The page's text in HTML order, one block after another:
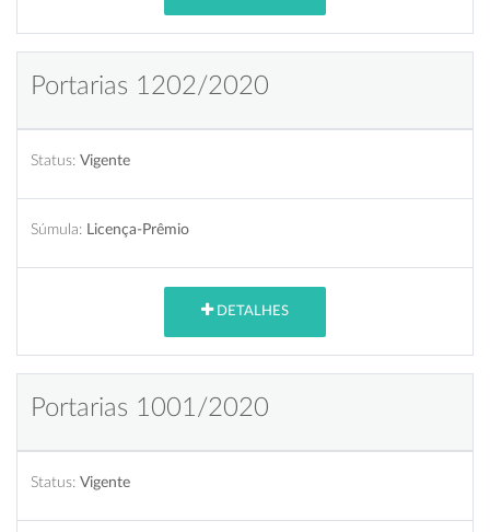
Portarias 1202/2020
Status: Vigente
Súmula: Licença-Prêmio
DETALHES
Portarias 1001/2020
Status: Vigente